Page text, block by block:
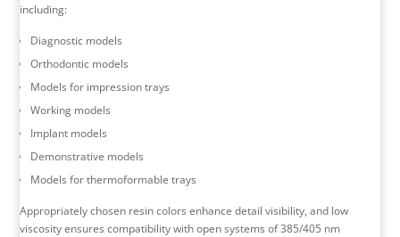
including:
Diagnostic models
Orthodontic models
Models for impression trays
Working models
Implant models
Demonstrative models
Models for thermoformable trays
Appropriately chosen resin colors enhance detail visibility, and low
viscosity ensures compatibility with open systems of 385/405 nm